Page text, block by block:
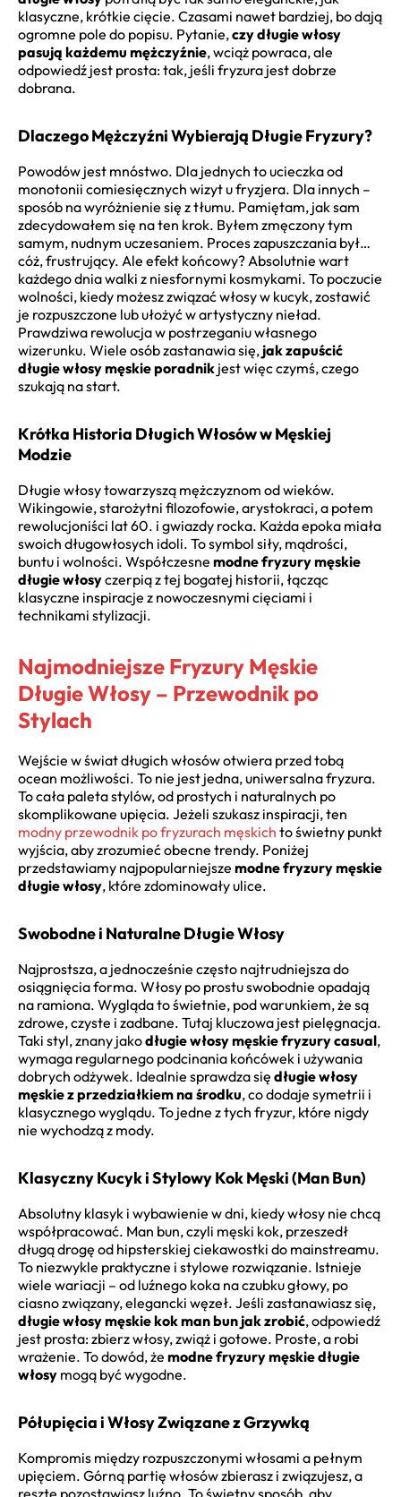
klasyczne, krótkie cięcie. Czasami nawet bardziej, bo dają
ogromne pole do popisu. Pytanie,czy długie włosy
pasują każdemu mężczyźnie, wciąż powraca, ale
odpowiedź jest prosta: tak, jeśli fryzura jest dobrze
dobrana.
Dlaczego Mężczyźni Wybierają Długie Fryzury?
Powodów jest mnóstwo. Dla jednych to ucieczka od
monotonii comiesięcznych wizyt u fryzjera. Dla innych –
sposób na wyróżnienie się z tłumu. Pamiętam, jak sam
zdecydowałem się na ten krok. Byłem zmęczony tym
samym, nudnym uczesaniem. Proces zapuszczania był…
cóż, frustrujący. Ale efekt końcowy? Absolutnie wart
każdego dnia walki z niesfornymi kosmykami. To poczucie
wolności, kiedy możesz związać włosy w kucyk, zostawić
je rozpuszczone lub ułożyć w artystyczny nieład.
Prawdziwa rewolucja w postrzeganiu własnego
wizerunku. Wiele osób zastanawia się, jak zapuścić
długie włosy męskie poradnik jest więc czymś, czego
szukają na start.
Krótka Historia Długich Włosów w Męskiej
Modzie
Długie włosy towarzyszą mężczyznom od wieków.
Wikingowie, starożytni filozofowie, arystokraci, a potem
rewolucjoniści lat 60. i gwiazdy rocka. Każda epoka miała
swoich długowłosych idoli. To symbol siły, mądrości,
buntu i wolności. Współczesne modne fryzury męskie
długie włosyczerpią z tej bogatej historii, łącząc
klasyczne inspiracje z nowoczesnymi cięciami i
technikami stylizacji.
Najmodniejsze Fryzury Męskie
Długie Włosy – Przewodnik po
Stylach
Wejście w świat długich włosów otwiera przed tobą
ocean możliwości. To nie jest jedna, uniwersalna fryzura.
To cała paleta stylów, od prostych i naturalnych po
skomplikowane upięcia. Jeżeli szukasz inspiracji, ten
modny przewodnik po fryzurach męskich to świetny punkt
wyjścia, aby zrozumieć obecne trendy. Poniżej
przedstawiamy najpopularniejsze modne fryzury męskie
długie włosy, które zdominowały ulice.
Swobodne i Naturalne Długie Włosy
Najprostsza, a jednocześnie często najtrudniejsza do
osiągnięcia forma. Włosy po prostu swobodnie opadają
na ramiona. Wygląda to świetnie, pod warunkiem, że są
zdrowe, czyste i zadbane. Tutaj kluczowa jest pielęgnacja.
Taki styl, znany jakodługie włosy męskie fryzury casual,
wymaga regularnego podcinania końcówek i używania
dobrych odżywek. Idealnie sprawdza się długie włosy
męskie z przedziałkiem na środku, co dodaje symetrii i
klasycznego wyglądu. To jedne z tych fryzur, które nigdy
nie wychodzą z mody.
Klasyczny Kucyk i Stylowy Kok Męski (Man Bun)
Absolutny klasyk i wybawienie w dni, kiedy włosy nie chcą
współpracować. Man bun, czyli męski kok, przeszedł
długą drogę od hipsterskiej ciekawostki do mainstreamu.
To niezwykle praktyczne i stylowe rozwiązanie. Istnieje
wiele wariacji – od luźnego koka na czubku głowy, po
ciasno związany, elegancki węzeł. Jeśli zastanawiasz się,
długie włosy męskie kok man bun jak zrobić, odpowiedź
jest prosta: zbierz włosy, zwiąż i gotowe. Proste, a robi
wrażenie. To dowód, że modne fryzury męskie długie
włosy mogą być wygodne.
Półupięcia i Włosy Związane z Grzywką
Kompromis między rozpuszczonymi włosami a pełnym
upięciem. Górną partię włosów zbierasz i związujesz, a
resztę pozostawiasz luźno. To świetny sposób, aby